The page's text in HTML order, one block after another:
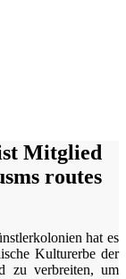
Mitglied
routes
hat es
Kulturerbe der
zu verbreiten, um